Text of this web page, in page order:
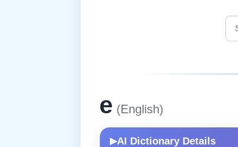
e (English)
▶AI Dictionary Details